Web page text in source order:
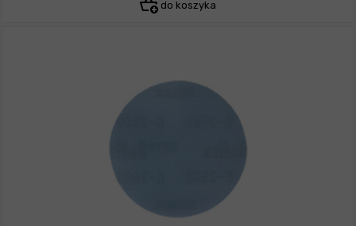
do koszyka